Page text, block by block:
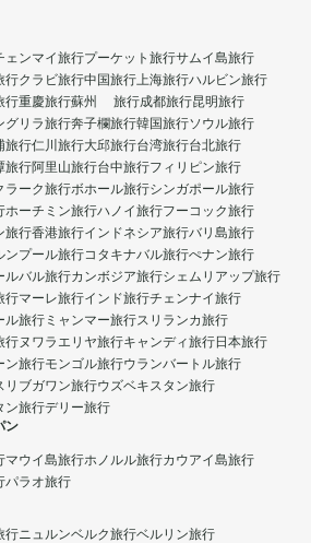
ェンマイ旅行プーケット旅行サムイ島旅行
行クラビ旅行中国旅行上海旅行ハルビン旅行
行重慶旅行蘇州 旅行成都旅行昆明旅行
グリラ旅行奔子欄旅行韓国旅行ソウル旅行
旅行仁川旅行大邱旅行台湾旅行台北旅行
旅行阿里山旅行台中旅行フィリピン旅行
ラーク旅行ボホール旅行シンガポール旅行
ホーチミン旅行ハノイ旅行フーコック旅行
旅行香港旅行インドネシア旅行バリ島旅行
ンプール旅行コタキナバル旅行ぺナン旅行
ルバル旅行カンボジア旅行シェムリアップ旅行
行マーレ旅行インド旅行チェンナイ旅行
ル旅行 ミャンマー旅行スリランカ旅行
行ヌワラエリヤ旅行キャンディ旅行日本旅行
ン旅行モンゴル旅行ウランバートル旅行
リブガワン旅行ウズベキスタン旅行
ン旅行デリー旅行
ン
マウイ島旅行ホノルル旅行カウアイ島旅行
パラオ旅行
行ニュルンベルク旅行ベルリン旅行